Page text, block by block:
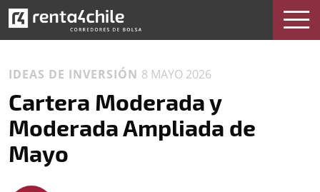
IDEAS DE INVERSIÓN 8 MAYO 2026
Cartera Moderada y
Moderada Ampliada de
Mayo